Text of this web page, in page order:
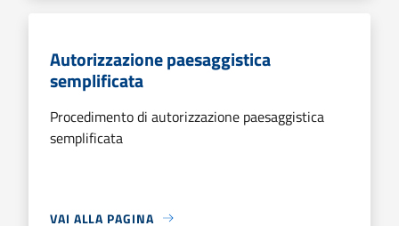
Autorizzazione paesaggistica
semplificata
Procedimento di autorizzazione paesaggistica
semplificata
VAI ALLA PAGINA